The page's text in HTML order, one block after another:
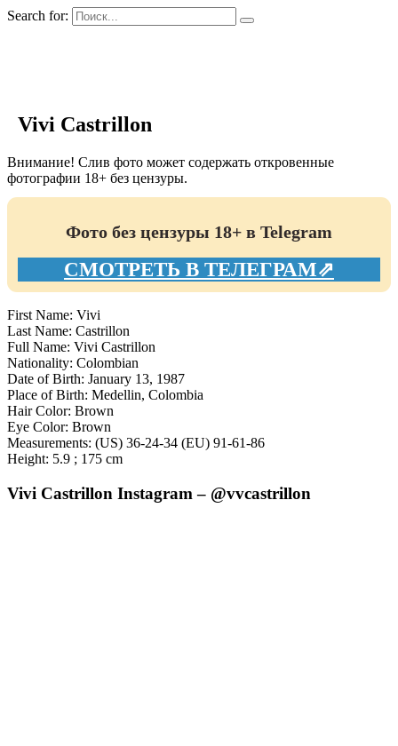
Search for:
Vivi Castrillon
Внимание! Слив фото может содержать откровенные
фотографии 18+ без цензуры.
Фото без цензуры 18+ в Telegram
СМОТРЕТЬ В ТЕЛЕГРАМ⇗
First Name: Vivi
Last Name: Castrillon
Full Name: Vivi Castrillon
Nationality: Colombian
Date of Birth: January 13, 1987
Place of Birth: Medellin, Colombia
Hair Color: Brown
Eye Color: Brown
Measurements: (US) 36-24-34 (EU) 91-61-86
Height: 5.9 ; 175 cm
Vivi Castrillon Instagram – @vvcastrillon